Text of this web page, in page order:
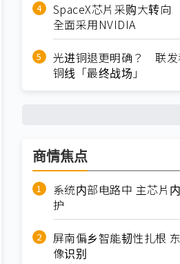
SpaceX芯片采购大转
全面采用NVIDIA
光进铜退更明确？ 联发
铜线「最终战场」
商情焦点
系统内部电路中 主芯片
护
屏南偏乡智能韧性扎根
像识别